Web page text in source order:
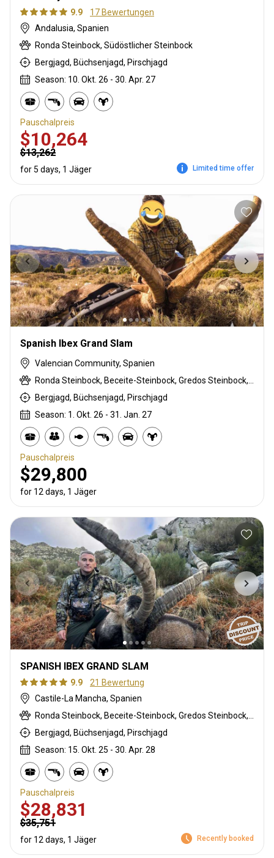
9.9
17 Bewertungen
Andalusia, Spanien
Ronda Steinbock, Südöstlicher Steinbock
Bergjagd, Büchsenjagd, Pirschjagd
Season: 10. Okt. 26 - 30. Apr. 27
Pauschalpreis
$10,264
$13,262
for 5 days, 1 Jäger Limited time offer
Spanish Ibex Grand Slam
Valencian Community, Spanien
Ronda Steinbock, Beceite-Steinbock, Gredos Steinbock, Südöstlicher Steinbock
Bergjagd, Büchsenjagd, Pirschjagd
Season: 1. Okt. 26 - 31. Jan. 27
Pauschalpreis
$29,800
for 12 days, 1 Jäger
SPANISH IBEX GRAND SLAM
9.9
21 Bewertung
Castile-La Mancha, Spanien
Bergjagd, Büchsenjagd, Pirschjagd
Season: 15. Okt. 25 - 30. Apr. 28
Pauschalpreis
$28,831
$35,751
for 12 days, 1 Jäger Recently booked